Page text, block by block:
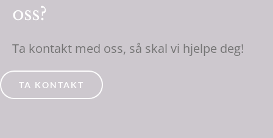
oss?
Ta kontakt med oss, så skal vi hjelpe deg!
TA KONTAKT